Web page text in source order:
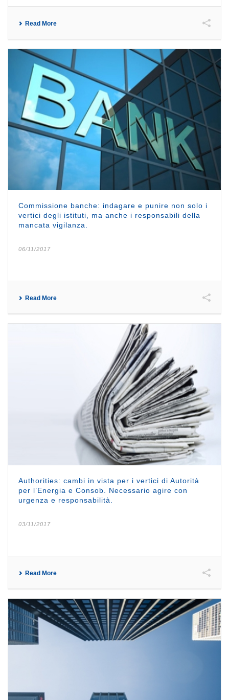
Read More
Commissione banche: indagare e punire non solo i
vertici degli istituti, ma anche i responsabili della
mancata vigilanza.
06/11/2017
Read More
Authorities: cambi in vista per i vertici di Autorità
per l’Energia e Consob. Necessario agire con
urgenza e responsabilità.
03/11/2017
Read More